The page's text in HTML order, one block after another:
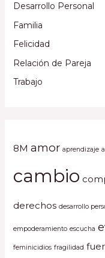
Desarrollo Personal
Familia
Felicidad
Relación de Pareja
Trabajo
8M amor aprendizaje
cambio
derechos desarrollo
empoderamiento escucha
feminicidios fragilidad